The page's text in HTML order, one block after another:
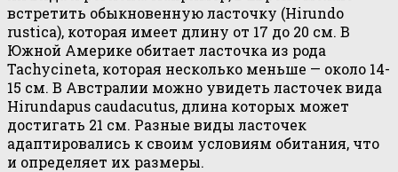
встретить обыкновенную ласточку (Hirundo
rustica), которая имеет длину от 17 до 20 см. В
Южной Америке обитает ласточка из рода
Tachycineta, которая несколько меньше — около 14-
15 см. В Австралии можно увидеть ласточек вида
Hirundapus caudacutus, длина которых может
достигать 21 см. Разные виды ласточек
адаптировались к своим условиям обитания, что
и определяет их размеры.